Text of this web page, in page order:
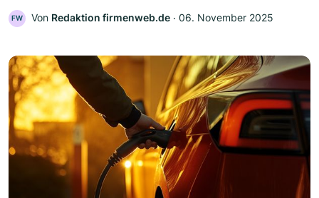
FW Von Redaktion firmenweb.de ‧ 06. November 2025